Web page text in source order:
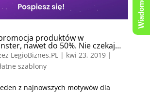
produktów w
nawet do 50%. Nie czekaj…
LegioBiznes.PL| kwi 23, 2019|
szablony
z najnowszych motywów dla